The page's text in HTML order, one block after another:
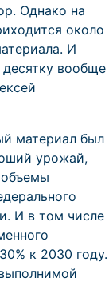
Однако на
около
И
десятку вообще
материал был
урожай,
И в том числе
к 2030 году.